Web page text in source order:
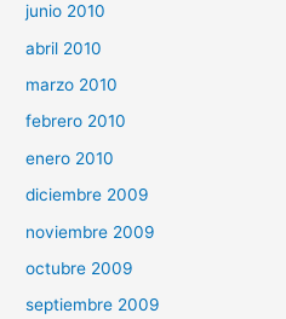
junio 2010
abril 2010
marzo 2010
febrero 2010
enero 2010
diciembre 2009
noviembre 2009
octubre 2009
septiembre 2009